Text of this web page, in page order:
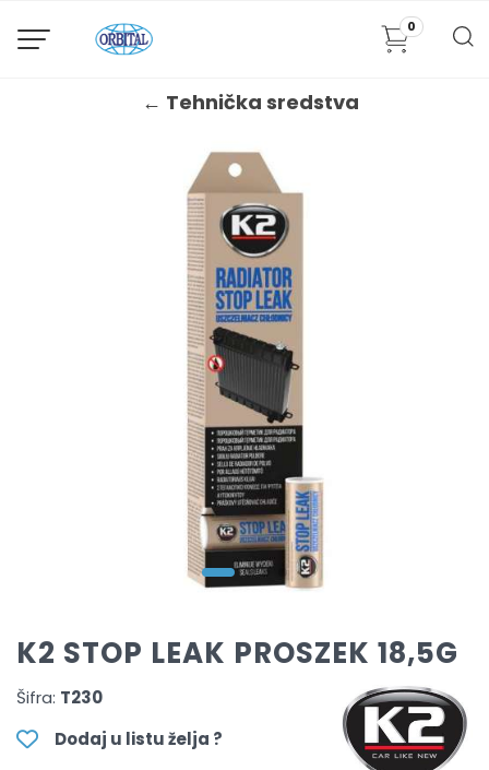
0
← Tehnička sredstva
K2 STOP LEAK PROSZEK 18,5G
Šifra: T230
Dodaj u listu želja ?